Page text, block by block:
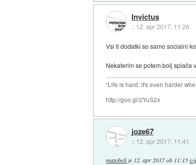
Invictus
:: 12. apr 2017, 11:26
Vsi ti dodatki so samo socialni
Nekaterim se potem bolj splača
"Life is hard; it's even harder
http://goo.gl/2YuS2x
joze67
:: 12. apr 2017, 11:41
matobelije 12. apr 2017 ob 11:15